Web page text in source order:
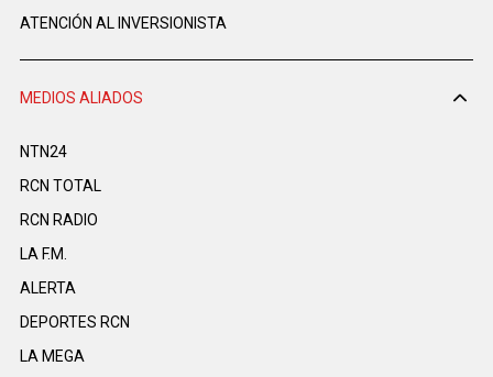
ATENCIÓN AL INVERSIONISTA
MEDIOS ALIADOS
NTN24
RCN TOTAL
RCN RADIO
LA F.M.
ALERTA
DEPORTES RCN
LA MEGA